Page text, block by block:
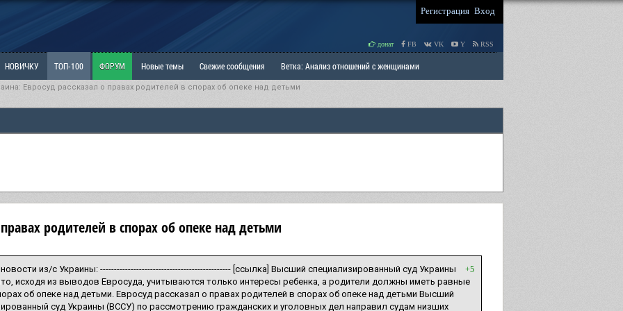
Регистрация Вход
донат FB VK Y RSS
НОВИЧКУ ТОП-100 ФОРУМ Новые темы Свежие сообщения Ветка: Анализ отношений с женщинами
Наболевшее. Выскажись! РАЗДЕЛ: Мы и Женщины РАЗДЕЛ: Маскулизм, МД и права мужчин
Евросуд рассказал о правах родителей в спорах об опеке над детьми
родителей в спорах об опеке над детьми
+5
из/с Украины: ----------------------------------------------- [ссылка] Высший специализированный суд Украины
исходя из выводов Евросуда, учитываются только интересы ребенка, а родители должны иметь равные
об опеке над детьми. Евросуд рассказал о правах родителей в спорах об опеке над детьми Высший
суд Украины (ВССУ) по рассмотрению гражданских и уголовных дел направил судам низших